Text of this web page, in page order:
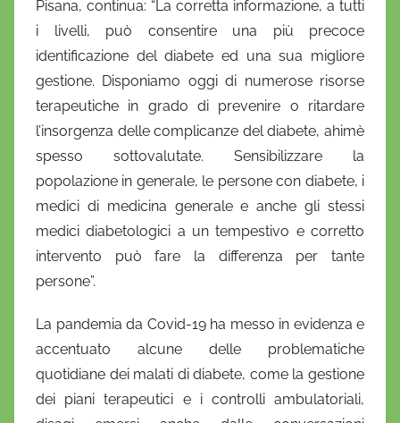
Pisana, continua: “La corretta informazione, a tutti
i livelli, può consentire una più precoce
identificazione del diabete ed una sua migliore
gestione. Disponiamo oggi di numerose risorse
terapeutiche in grado di prevenire o ritardare
l’insorgenza delle complicanze del diabete, ahimè
spesso sottovalutate. Sensibilizzare la
popolazione in generale, le persone con diabete, i
medici di medicina generale e anche gli stessi
medici diabetologici a un tempestivo e corretto
intervento può fare la differenza per tante
persone”.
La pandemia da Covid-19 ha messo in evidenza e
accentuato alcune delle problematiche
quotidiane dei malati di diabete, come la gestione
dei piani terapeutici e i controlli ambulatoriali,